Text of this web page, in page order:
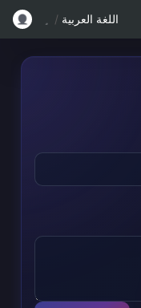
اللغة العربية /